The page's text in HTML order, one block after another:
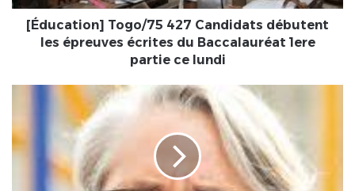
du
Baccalauréat
[Éducation] Togo/75 427 Candidats débutent
les épreuves écrites du Baccalauréat 1ere
partie ce lundi
France/Elisabeth
succède
Jean